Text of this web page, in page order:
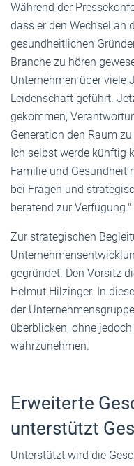
Während der
dass er den Wechsel an
gesundheitlichen
Branche zu hören
Unternehmen über viele
Leidenschaft geführt.
gekommen,
Generation den Raum
Ich selbst werde künftig
Familie und Gesundheit
bei Fragen und
beratend zur Verfügung."
Zur strategischen
gegründet. Den Vorsitz
Helmut Hilzinger. In
der
überblicken, ohne
wahrzunehmen.
Erweiterte
unterstützt
Unterstützt wird die